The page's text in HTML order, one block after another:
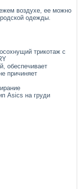
воздухе, ее можно
одежды.
трикотаж с
обеспечивает
причиняет
Asics на груди